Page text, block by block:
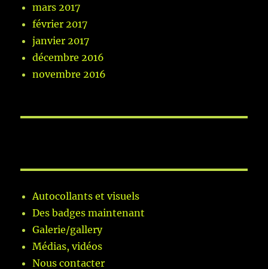
mars 2017
février 2017
janvier 2017
décembre 2016
novembre 2016
Autocollants et visuels
Des badges maintenant
Galerie/gallery
Médias, vidéos
Nous contacter